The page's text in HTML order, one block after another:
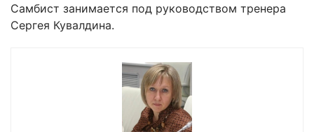
Самбист занимается под руководством тренера
Сергея Кувалдина.